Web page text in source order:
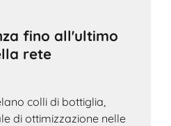
fino all'ultimo
rete
colli di bottiglia,
di ottimizzazione nelle